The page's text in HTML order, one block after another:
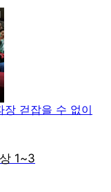
장 걷잡을 수 없이